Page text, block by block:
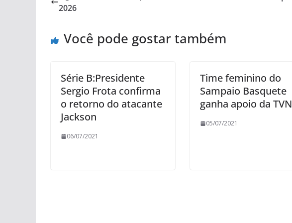
2026
Você pode gostar também
Série B:Presidente
Sergio Frota confirma
o retorno do atacante
Jackson
06/07/2021
Time feminino do
Sampaio Basquete
ganha apoio da TVN
05/07/2021